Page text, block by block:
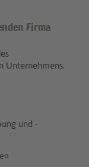
Firma
Unternehmens.
und -